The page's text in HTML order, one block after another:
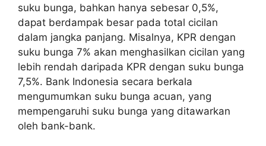
suku bunga, bahkan hanya sebesar 0,5%,
dapat berdampak besar pada total cicilan
dalam jangka panjang. Misalnya, KPR dengan
suku bunga 7% akan menghasilkan cicilan yang
lebih rendah daripada KPR dengan suku bunga
7,5%. Bank Indonesia secara berkala
mengumumkan suku bunga acuan, yang
mempengaruhi suku bunga yang ditawarkan
oleh bank-bank.